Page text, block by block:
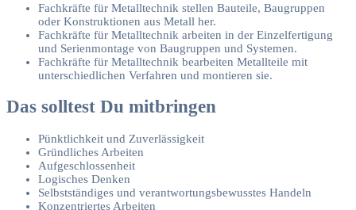
Fachkräfte für Metalltechnik stellen Bauteile, Baugruppen
oder Konstruktionen aus Metall her.
Fachkräfte für Metalltechnik arbeiten in der Einzelfertigung
und Serienmontage von Baugruppen und Systemen.
Fachkräfte für Metalltechnik bearbeiten Metallteile mit
unterschiedlichen Verfahren und montieren sie.
Das solltest Du mitbringen
Pünktlichkeit und Zuverlässigkeit
Gründliches Arbeiten
Aufgeschlossenheit
Logisches Denken
Selbstständiges und verantwortungsbewusstes Handeln
Konzentriertes Arbeiten